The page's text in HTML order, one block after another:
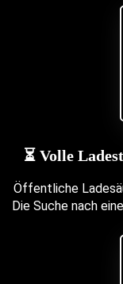
⏳ Volle
Öffentliche
Die Suche nach